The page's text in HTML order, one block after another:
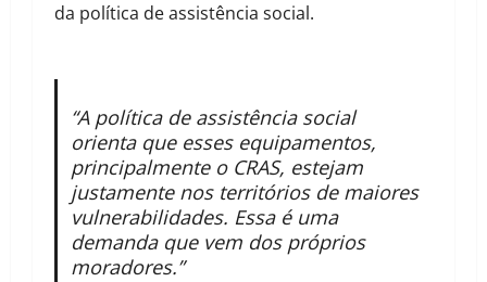
da política de assistência social.
“A política de assistência social
orienta que esses equipamentos,
principalmente o CRAS, estejam
justamente nos territórios de maiores
vulnerabilidades. Essa é uma
demanda que vem dos próprios
moradores.”